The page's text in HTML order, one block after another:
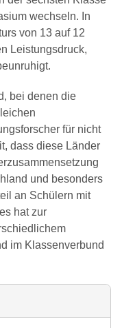
wechseln. In
von 13 auf 12
Leistungsdruck,
bei denen die
für nicht
dass diese Länder
und besonders
an Schülern mit
hat zur
im Klassenverbund